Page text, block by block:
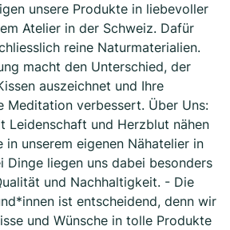
unsere Produkte in liebevoller
Atelier in der Schweiz. Dafür
reine Naturmaterialien.
macht den Unterschied, der
auszeichnet und Ihre
Meditation verbessert. Über Uns:
Leidenschaft und Herzblut nähen
in unserem eigenen Nähatelier in
Dinge liegen uns dabei besonders
und Nachhaltigkeit. - Die
ist entscheidend, denn wir
und Wünsche in tolle Produkte